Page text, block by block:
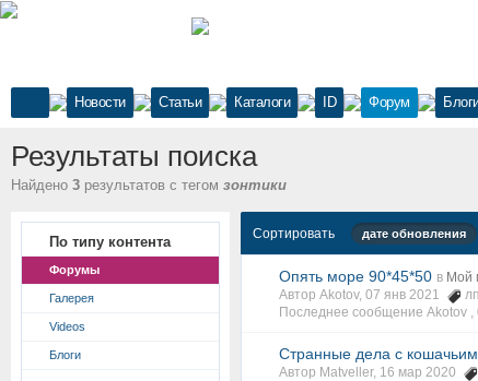
Новости Статьи Каталоги ID Форум
Результаты поиска
Найдено 3 результатов с тегом зонтики
По типу контента
Форумы
Галерея
Videos
Блоги
Сортировать дате обновления
Опять море 90*45*50 в Мой
Автор Akotov, 07 янв 2021
Последнее сообщение Akotov ,
Странные дела с
Автор Matveller, 16 мар 2020